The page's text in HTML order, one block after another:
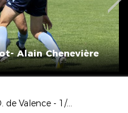
Alain Chenevière
Riorges FC / O. de Valence - 1/2 finale Coupe LAuRAFoot Sén. Fém.